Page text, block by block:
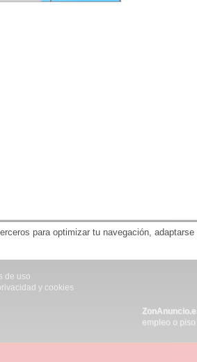
de uso
y cookies
empleo o
para optimizar tu navegación,